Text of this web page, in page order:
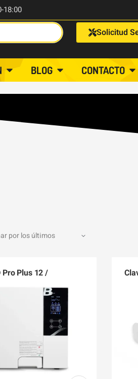
18:00
Solicitud
BLOG CONTACTO
Pro Plus 12 /